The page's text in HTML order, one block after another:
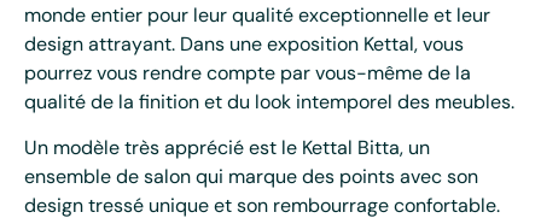
monde entier pour leur qualité exceptionnelle et leur
design attrayant. Dans une exposition Kettal, vous
pourrez vous rendre compte par vous-même de la
qualité de la finition et du look intemporel des meubles.
Un modèle très apprécié est le Kettal Bitta, un
ensemble de salon qui marque des points avec son
design tressé unique et son rembourrage confortable.